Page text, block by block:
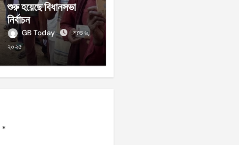
শুরু হয়েছে বিধানসভা
নির্বাচন
GB Today
নভে ৬,
২০২৫
*